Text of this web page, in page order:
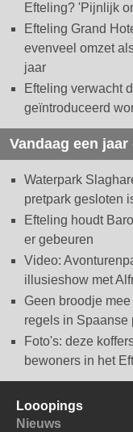
Efteling? 'Pijnlijk
Efteling Grand
evenveel omzet
jaar
Efteling verwacht
geïntroduceerd
Vandaag een jaar
Waterpark
pretpark gesloten
Efteling houdt
er gebeuren
Video:
illusieshow met
Geen broodje
regels in Spaanse
Foto's: deze
bewoners in het
Looopings
Nieuws